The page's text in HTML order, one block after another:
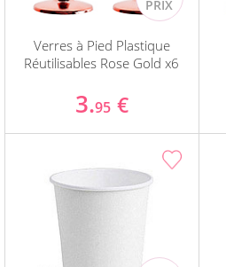
Verres à Pied Plastique
Réutilisables Rose Gold x6
3.95 €